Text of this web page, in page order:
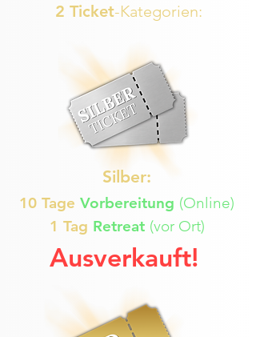
2 Ticket-Kategorien:
Silber:
10 Tage Vorbereitung (Online)
1 Tag Retreat (vor Ort)
Ausverkauft!